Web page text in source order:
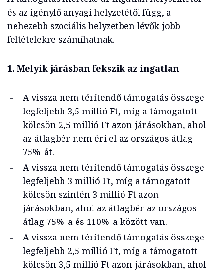
és az igénylő anyagi helyzetétől függ, a
nehezebb szociális helyzetben lévők jobb
feltételekre számíhatnak.
1. Melyik járásban fekszik az ingatlan
A vissza nem térítendő támogatás összege
legfeljebb 3,5 millió Ft, míg a támogatott
kölcsön 2,5 millió Ft azon járásokban, ahol
az átlagbér nem éri el az országos átlag
75%-át.
A vissza nem térítendő támogatás összege
legfeljebb 3 millió Ft, míg a támogatott
kölcsön szintén 3 millió Ft azon
járásokban, ahol az átlagbér az országos
átlag 75%-a és 110%-a között van.
A vissza nem térítendő támogatás összege
legfeljebb 2,5 millió Ft, míg a támogatott
kölcsön 3,5 millió Ft azon járásokban, ahol